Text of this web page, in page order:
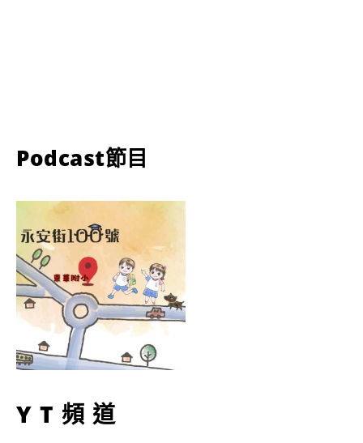
Podcast節目
YT頻道